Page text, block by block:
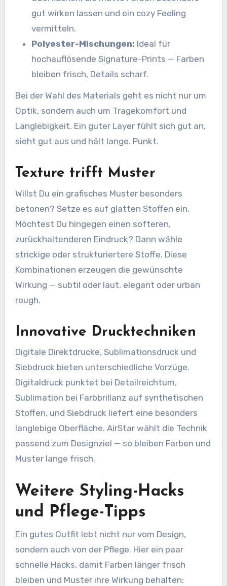
gut wirken lassen und ein cozy Feeling
vermitteln.
Polyester-Mischungen: Ideal für
hochauflösende Signature-Prints — Farben
bleiben frisch, Details scharf.
Bei der Wahl des Materials geht es nicht nur um
Optik, sondern auch um Tragekomfort und
Langlebigkeit. Ein guter Layer fühlt sich gut an,
sieht gut aus und hält lange. Punkt.
Texture trifft Muster
Willst Du ein grafisches Muster besonders
betonen? Setze es auf glatten Stoffen ein.
Möchtest Du hingegen einen softeren,
zurückhaltenderen Eindruck? Dann wähle
strickige oder strukturiertere Stoffe. Diese
Kombinationen erzeugen die gewünschte
Wirkung — subtil oder laut, elegant oder urban
rough.
Innovative Drucktechniken
Digitale Direktdrucke, Sublimationsdruck und
Siebdruck bieten unterschiedliche Vorzüge.
Digitaldruck punktet bei Detailreichtum,
Sublimation bei Farbbrillanz auf synthetischen
Stoffen, und Siebdruck liefert eine besonders
langlebige Oberfläche. AirStar wählt die Technik
passend zum Designziel — so bleiben Farben und
Muster lange frisch.
Weitere Styling-Hacks
und Pflege-Tipps
Ein gutes Outfit lebt nicht nur vom Design,
sondern auch von der Pflege. Hier ein paar
schnelle Hacks, damit Farben länger frisch
bleiben und Muster ihre Wirkung behalten: